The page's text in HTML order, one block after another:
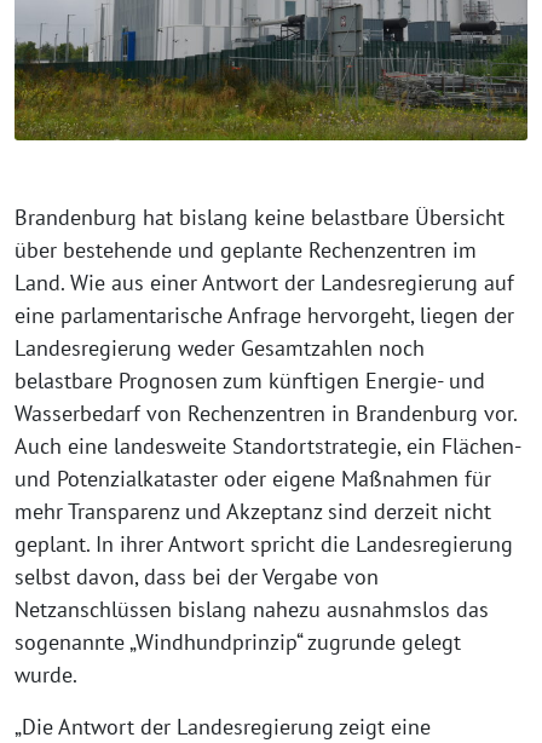
Brandenburg hat bislang keine belastbare Übersicht
über bestehende und geplante Rechenzentren im
Land. Wie aus einer Antwort der Landesregierung auf
eine parlamentarische Anfrage hervorgeht, liegen der
Landesregierung weder Gesamtzahlen noch
belastbare Prognosen zum künftigen Energie- und
Wasserbedarf von Rechenzentren in Brandenburg vor.
Auch eine landesweite Standortstrategie, ein Flächen-
und Potenzialkataster oder eigene Maßnahmen für
mehr Transparenz und Akzeptanz sind derzeit nicht
geplant. In ihrer Antwort spricht die Landesregierung
selbst davon, dass bei der Vergabe von
Netzanschlüssen bislang nahezu ausnahmslos das
sogenannte „Windhundprinzip“ zugrunde gelegt
wurde.
„Die Antwort der Landesregierung zeigt eine